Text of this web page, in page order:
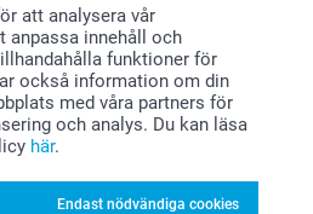
att analysera vår
anpassa innehåll och
funktioner för
också information om din
med våra partners för
och analys. Du kan läsa
här.
Endast nödvändiga cookies
för oss
hjärtansdag-present till din
kan ha glädje av. Våra
och kan som alltid
foto och/eller text. Här hittar
ni båda kommer att tycka